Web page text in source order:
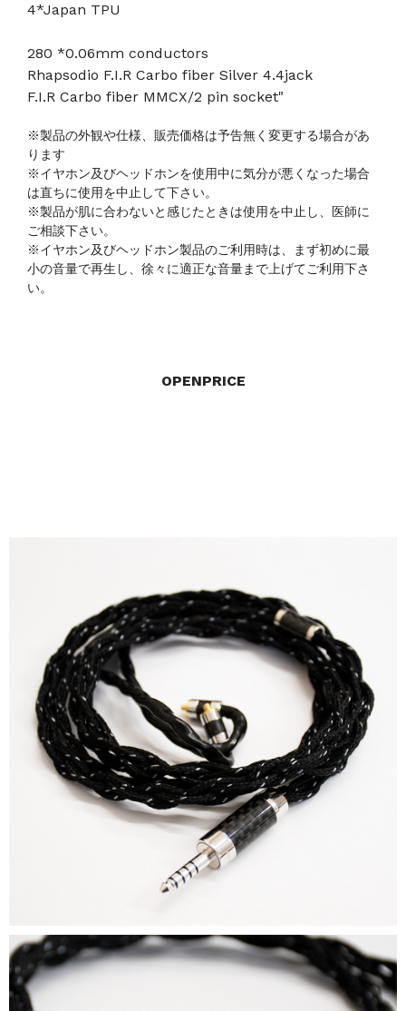
4*Japan TPU
280 *0.06mm conductors
Rhapsodio F.I.R Carbo fiber Silver 4.4jack
F.I.R Carbo fiber MMCX/2 pin socket"
※製品の外観や仕様、販売価格は予告無く変更する場合があ
ります
※イヤホン及びヘッドホンを使用中に気分が悪くなった場合
は直ちに使用を中止して下さい。
※製品が肌に合わないと感じたときは使用を中止し、医師に
ご相談下さい。
※イヤホン及びヘッドホン製品のご利用時は、まず初めに最
小の音量で再生し、徐々に適正な音量まで上げてご利用下さ
い。
OPENPRICE